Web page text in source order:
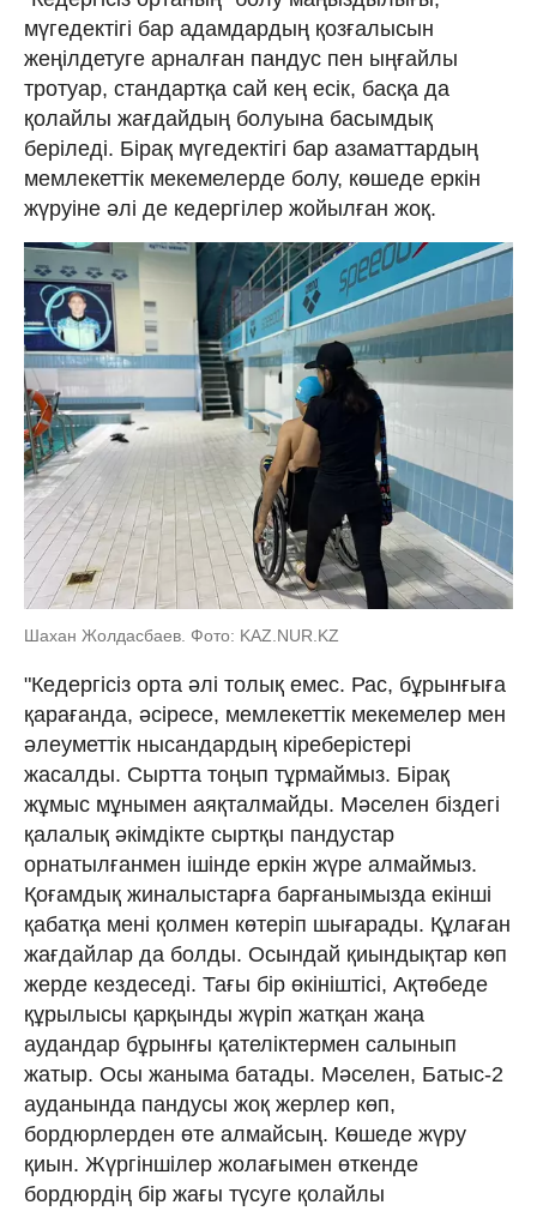
мүгедектігі бар адамдардың қозғалысын
жеңілдетуге арналған пандус пен ыңғайлы
тротуар, стандартқа сай кең есік, басқа да
қолайлы жағдайдың болуына басымдық
беріледі. Бірақ мүгедектігі бар азаматтардың
мемлекеттік мекемелерде болу, көшеде еркін
жүруіне әлі де кедергілер жойылған жоқ.
Шахан Жолдасбаев. Фото: KAZ.NUR.KZ
"Кедергісіз орта әлі толық емес. Рас, бұрынғыға
қарағанда, әсіресе, мемлекеттік мекемелер мен
әлеуметтік нысандардың кіреберістері
жасалды. Сыртта тоңып тұрмаймыз. Бірақ
жұмыс мұнымен аяқталмайды. Мәселен біздегі
қалалық әкімдікте сыртқы пандустар
орнатылғанмен ішінде еркін жүре алмаймыз.
Қоғамдық жиналыстарға барғанымызда екінші
қабатқа мені қолмен көтеріп шығарады. Құлаған
жағдайлар да болды. Осындай қиындықтар көп
жерде кездеседі. Тағы бір өкініштісі, Ақтөбеде
құрылысы қарқынды жүріп жатқан жаңа
аудандар бұрынғы қателіктермен салынып
жатыр. Осы жаныма батады. Мәселен, Батыс-2
ауданында пандусы жоқ жерлер көп,
бордюрлерден өте алмайсың. Көшеде жүру
қиын. Жүргіншілер жолағымен өткенде
бордюрдің бір жағы түсуге қолайлы